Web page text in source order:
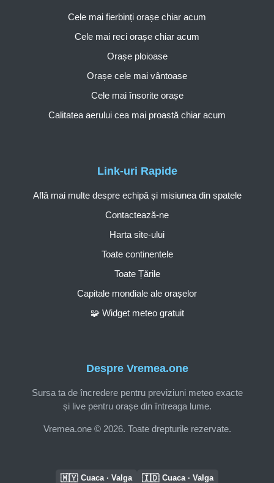
Despre Vremea.one
Sursa ta de încredere pentru previziuni meteo exacte
și live pentru orașe din întreaga lume.
Vremea.one © 2026. Toate drepturile rezervate.
Link-uri Rapide
Află mai multe despre echipă și misiunea din spatele
Contactează-ne
Harta site-ului
Toate continentele
Toate Țările
Capitale mondiale ale orașelor
🧩 Widget meteo gratuit
Cele mai fierbinți orașe chiar acum
Cele mai reci orașe chiar acum
Orașe ploioase
Orașe cele mai vântoase
Cele mai însorite orașe
Calitatea aerului cea mai proastă chiar acum
🇲🇾 Cuaca · Valga 🇮🇩 Cuaca · Valga